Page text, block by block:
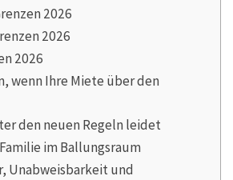
2026
2026
2026
wenn Ihre Miete über den
den neuen Regeln leidet
im Ballungsraum
Unabweisbarkeit und